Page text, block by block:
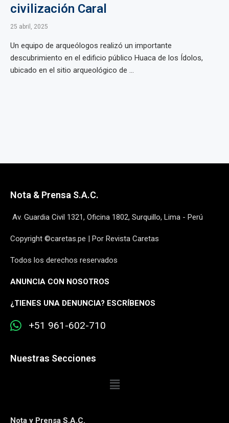
civilización Caral
25 abril, 2025
Un equipo de arqueólogos realizó un importante
descubrimiento en el edificio público Huaca de los Ídolos,
ubicado en el sitio arqueológico de ...
Nota & Prensa S.A.C.
Av. Guardia Civil 1321, Oficina 1802, Surquillo, Lima - Perú
Copyright ©caretas.pe | Por Revista Caretas
Todos los derechos reservados
ANUNCIA CON NOSOTROS
¿TIENES UNA DENUNCIA? ESCRÍBENOS
+51 961-602-710
Nuestras Secciones
Nota y Prensa S.A.C.